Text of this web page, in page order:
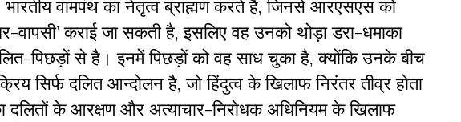
भारतीय वामपंथ का नेतृत्व ब्राह्मण करते हैं, जिनसे आरएसएस को
वापसी’ कराई जा सकती है, इसलिए वह उनको थोड़ा डरा-धमाका
पिछड़ों से है। इनमें पिछड़ों को वह साध चुका है, क्योंकि उनके बीच
सिर्फ दलित आन्दोलन है, जो हिंदुत्व के खिलाफ निरंतर तीव्र होता
के आरक्षण और अत्याचार-निरोधक अधिनियम के खिलाफ